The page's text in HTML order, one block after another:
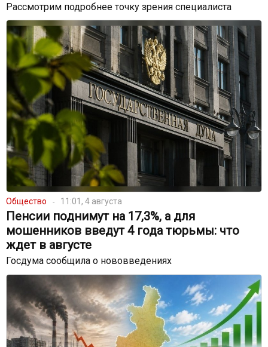
Рассмотрим подробнее точку зрения специалиста
Общество 11:01, 4 августа
Пенсии поднимут на 17,3%, а для
мошенников введут 4 года тюрьмы: что
ждет в августе
Госдума сообщила о нововведениях